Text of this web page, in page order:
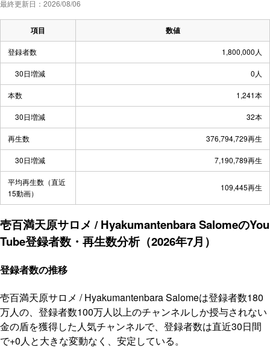
最終更新日：2026/08/06
項目 数値
登録者数 1,800,000人
30日増減 0人
本数 1,241本
30日増減 32本
再生数 376,794,729再生
30日増減 7,190,789再生
平均再生数（直近
15動画）
109,445再生
壱百満天原サロメ / Hyakumantenbara SalomeのYou
Tube登録者数・再生数分析（2026年7月）
登録者数の推移
壱百満天原サロメ / Hyakumantenbara Salomeは登録者数180
万人の、登録者数100万人以上のチャンネルしか授与されない
金の盾を獲得した人気チャンネルで、登録者数は直近30日間
で+0人と大きな変動なく、安定している。